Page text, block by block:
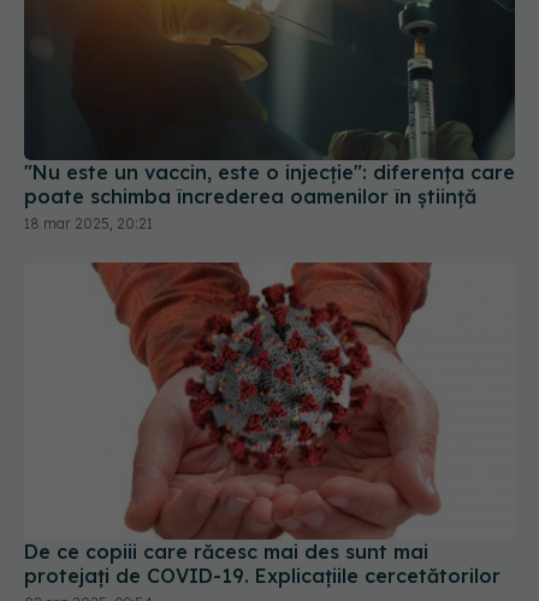
"Nu este un vaccin, este o injecție": diferența care
poate schimba încrederea oamenilor în știință
18 mar 2025, 20:21
De ce copiii care răcesc mai des sunt mai
protejați de COVID-19. Explicațiile cercetătorilor